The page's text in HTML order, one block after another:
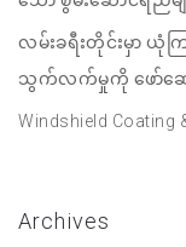
လမ်းခရီးတိုင်းမှာ ယုံက
သွက်လက်မှုကို ဖော်ဆေ
Windshield Coating
Archives